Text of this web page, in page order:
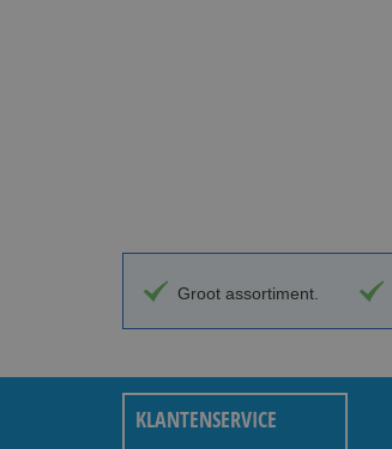
Groot assortiment.
KLANTENSERVICE